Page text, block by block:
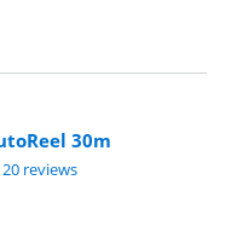
30m
120 reviews.
reviews